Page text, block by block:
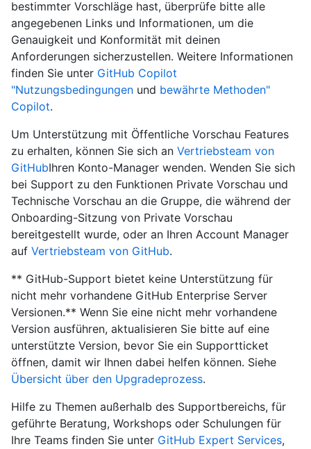
bestimmter Vorschläge hast, überprüfe bitte alle
angegebenen Links und Informationen, um die
Genauigkeit und Konformität mit deinen
Anforderungen sicherzustellen. Weitere Informationen
finden Sie unter GitHub Copilot
"Nutzungsbedingungen und bewährte Methoden"
Copilot.
Um Unterstützung mit Öffentliche Vorschau Features
zu erhalten, können Sie sich an Vertriebsteam von
GitHubIhren Konto-Manager wenden. Wenden Sie sich
bei Support zu den Funktionen Private Vorschau und
Technische Vorschau an die Gruppe, die während der
Onboarding-Sitzung von Private Vorschau
bereitgestellt wurde, oder an Ihren Account Manager
auf Vertriebsteam von GitHub.
** GitHub-Support bietet keine Unterstützung für
nicht mehr vorhandene GitHub Enterprise Server
Versionen.** Wenn Sie eine nicht mehr vorhandene
Version ausführen, aktualisieren Sie bitte auf eine
unterstützte Version, bevor Sie ein Supportticket
öffnen, damit wir Ihnen dabei helfen können. Siehe
Übersicht über den Upgradeprozess.
Hilfe zu Themen außerhalb des Supportbereichs, für
geführte Beratung, Workshops oder Schulungen für
Ihre Teams finden Sie unter GitHub Expert Services,